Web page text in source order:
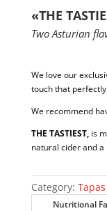
«THE
Two Asturian
We love our
touch that
We recommend
THE TASTIEST, is
natural cider and a
Category:
Nutritional